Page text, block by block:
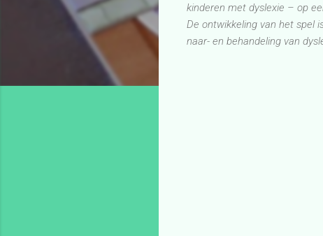
kinderen met dyslexie – op
De ontwikkeling van het spel
naar- en behandeling van